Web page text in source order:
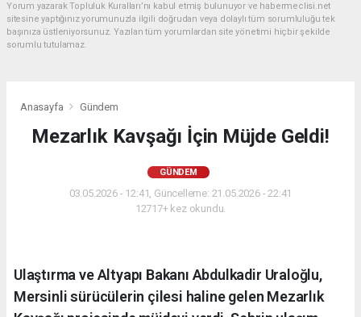
Yorum yazarak Topluluk Kuralları’nı kabul etmiş bulunuyor ve habermeclisi.net
sitesine yaptığınız yorumunuzla ilgili doğrudan veya dolaylı tüm sorumluluğu tek
başınıza üstleniyorsunuz. Yazılan tüm yorumlardan site yönetimi hiçbir şekilde
sorumlu tutulamaz.
Anasayfa Gündem
Mezarlık Kavşağı İçin Müjde Geldi!
GÜNDEM
03.05.2026 - 12:41, Güncelleme: 21.05.2026 - 22:41
12717+ kez okundu.
Ulaştırma ve Altyapı Bakanı Abdulkadir Uraloğlu,
Mersinli sürücülerin çilesi haline gelen Mezarlık